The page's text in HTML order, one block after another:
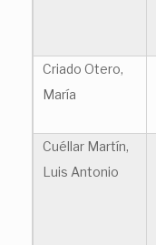
Criado Otero,
María
Cuéllar Martín,
Luis Antonio